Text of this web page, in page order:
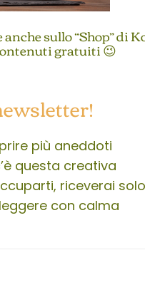
sullo “Shop” di
gratuiti 😉
più aneddoti
questa creativa
riceverai solo
con calma